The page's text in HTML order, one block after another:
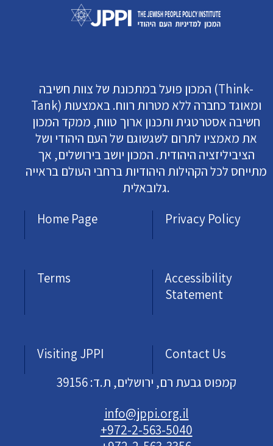
המכון פועל במתכונת של צוות חשיבה (Think-
Tank) ומאוגד כחברה ללא מטרות רווח. באמצעות
חשיבה אסטרטגית ותכנון ארוך טווח, ממקד המכון
את מאמציו לתרום לשגשוגם של העם היהודי ושל
הציביליזציה היהודית. המכון יושב בירושלים, אך
מתייחס לכל הקהילות היהודיות ברחבי העולם בראייה
גלובאלית.
Home Page
Privacy Policy
Terms
Accessibility
Statement
Visiting JPPI
Contact Us
קמפוס גבעת רם, ירושלים, ת.ד: 39156
info@jppi.org.il
+972-2-563-5040